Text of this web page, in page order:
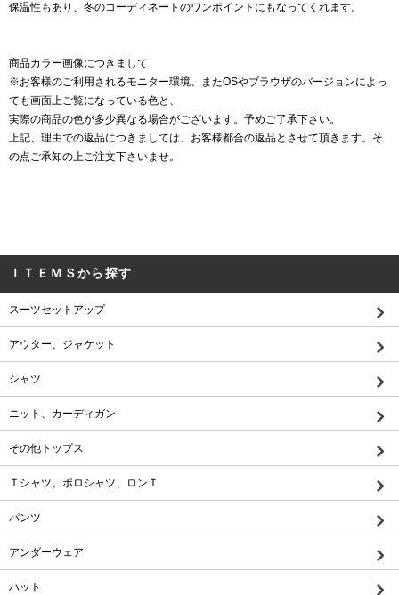
保温性もあり、冬のコーディネートのワンポイントにもなってくれます。
商品カラー画像につきまして
※お客様のご利用されるモニター環境、またOSやブラウザのバージョンによっ
ても画面上ご覧になっている色と、
実際の商品の色が多少異なる場合がございます。予めご了承下さい。
上記、理由での返品につきましては、お客様都合の返品とさせて頂きます。そ
の点ご承知の上ご注文下さいませ。
ＩＴＥＭＳから探す
スーツセットアップ
アウター、ジャケット
シャツ
ニット、カーディガン
その他トップス
Ｔシャツ、ポロシャツ、ロンＴ
パンツ
アンダーウェア
ハット